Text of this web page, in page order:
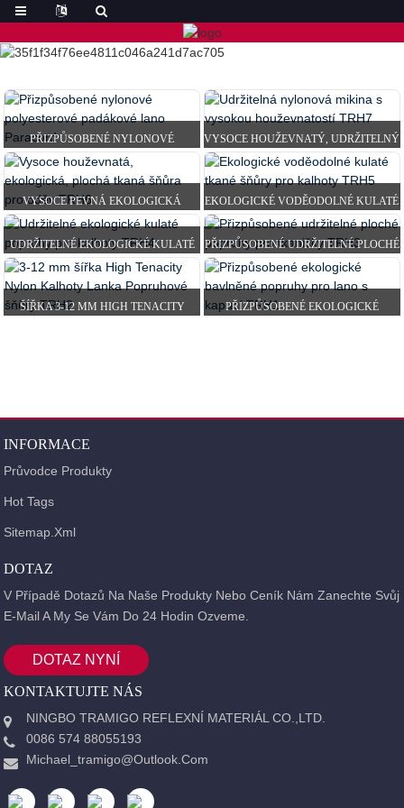
NEELASTICKÝ POPRUH
CORD
PŘIZPŮSOBENÉ NYLONOVÉ
POLYESTEROVÉ PADÁKOVÉ LANO
PARACORD
VYSOCE HOUŽEVNATÝ, UDRŽITELNÝ
NYLONOVÝ KABEL OD MIKINY...
VYSOCE PEVNÁ EKOLOGICKÁ
PLOCHÁ TKANÁ ŠŇŮRA PRO...
EKOLOGICKÉ VODĚODOLNÉ KULATÉ
TKANÉ ŠŇŮRY PRO...
UDRŽITELNÉ EKOLOGICKÉ KULATÉ
POPRUHY PRO...
PŘIZPŮSOBENÉ UDRŽITELNÉ PLOCHÉ
POPRUHY PRO S...
ŠÍŘKA 3-12 MM HIGH TENACITY PŘIZPŮSOBENÉ EKOLOGICKÉ
INFORMACE
Průvodce Produkty
Hot Tags
Sitemap.xml
DOTAZ
V Případě Dotazů Na Naše Produkty Nebo Ceník Nám Zanechte Svůj
E-Mail A My Se Vám Do 24 Hodin Ozveme.
DOTAZ NYNÍ
KONTAKTUJTE NÁS
NINGBO TRAMIGO REFLEXNÍ MATERIÁL CO.,LTD.
0086 574 88055193
Michael_tramigo@outlook.com